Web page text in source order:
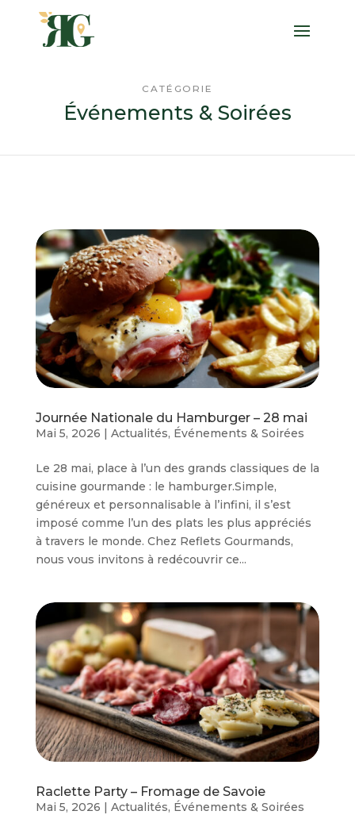
CATÉGORIE
Événements & Soirées
Journée Nationale du Hamburger – 28 mai
Mai 5, 2026 Actualités, Événements & Soirées
Le 28 mai, place à l’un des grands classiques de la
cuisine gourmande : le hamburger.Simple,
généreux et personnalisable à l’infini, il s’est
imposé comme l’un des plats les plus appréciés
à travers le monde. Chez Reflets Gourmands,
nous vous invitons à redécouvrir ce...
Raclette Party – Fromage de Savoie
Mai 5, 2026 | Actualités, Événements & Soirées